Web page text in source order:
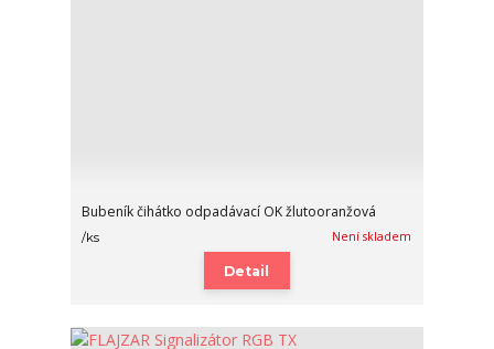
Bubeník čihátko odpadávací OK žlutooranžová
/ks Není skladem
Detail